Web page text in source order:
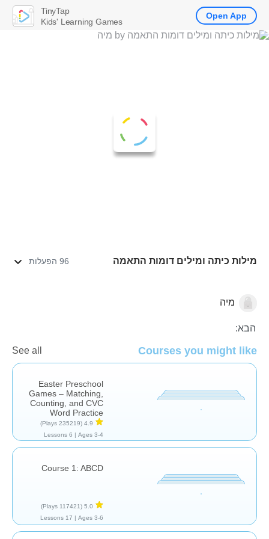
מילות כיתה ומילים דומות התאמה 96 הפעלות
עבריתמיה
הבא:
Courses you might like
See all
Easter Preschool
Games – Matching,
Counting, and CVC
Word Practice
4.9
(235219 Plays)
Ages 3-4 |
6 Lessons
Course 1: ABCD
5.0
(117421 Plays)
Ages 3-6 |
17 Lessons
TinyTap
Kids' Learning Games
Open App